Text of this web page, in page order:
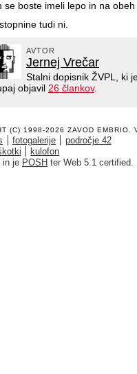
se boste imeli lepo in na
tudi ni.
AVTOR
Jernej Vrečar
Stalni dopisnik ŽVPL, ki
objavil 26 člankov.
(C) 1998-2026 ZAVOD EMBRIO .
fotogalerije
področje 42
kulofon
in je POSH ter Web 5.1 certified.